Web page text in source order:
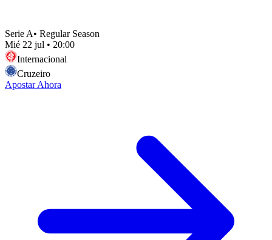
Serie A• Regular Season
Mié 22 jul • 20:00
Internacional
Cruzeiro
Apostar Ahora